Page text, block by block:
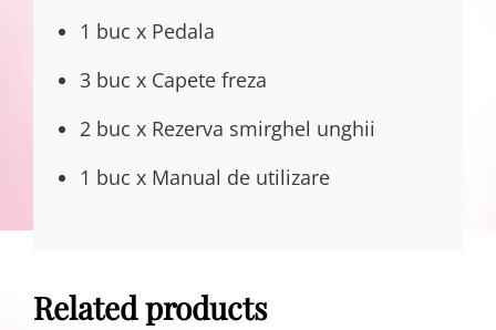
1 buc x Pedala
3 buc x Capete freza
2 buc x Rezerva smirghel unghii
1 buc x Manual de utilizare
Related products